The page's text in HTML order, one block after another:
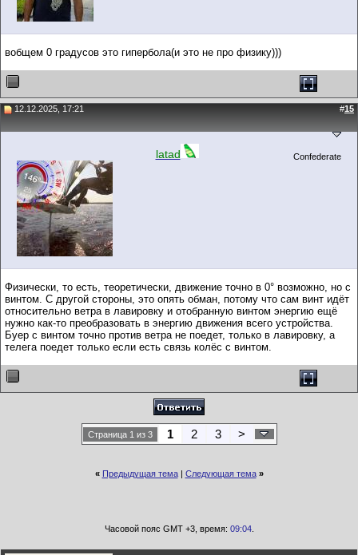
вобщем 0 градусов это гипербола(и это не про физику)))
12.12.2025, 17:21 #15
latad Confederate
Физически, то есть, теоретически, движение точно в 0° возможно, но с
винтом. С другой стороны, это опять обман, потому что сам винт идёт
относительно ветра в лавировку и отобранную винтом энергию ещё
нужно как-то преобразовать в энергию движения всего устройства.
Буер с винтом точно против ветра не поедет, только в лавировку, а
телега поедет только если есть связь колёс с винтом.
Страница 1 из 3 1 2 3 >
« Предыдущая тема| Следующая тема »
Часовой пояс GMT +3, время: 09:04.